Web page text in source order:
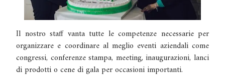
Il nostro staff vanta tutte le competenze necessarie per
organizzare e coordinare al meglio eventi aziendali come
congressi, conferenze stampa, meeting, inaugurazioni, lanci
di prodotti o cene di gala per occasioni importanti.